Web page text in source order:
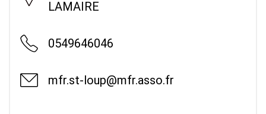
LAMAIRE
0549646046
mfr.st-loup@mfr.asso.fr